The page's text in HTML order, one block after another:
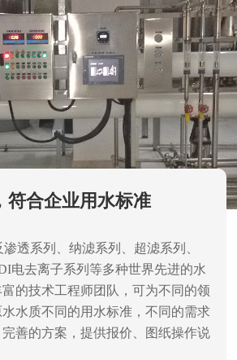
符合企业用水标准
渗透系列、纳滤系列、超滤系列、
电去离子系列等多种世界先进的水
富的技术工程师团队，可为不同的领
水质不同的用水标准，不同的需求
善的方案，提供报价、图纸操作说